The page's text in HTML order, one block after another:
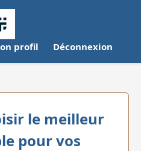
profil Déconnexion
le meilleur
pour vos